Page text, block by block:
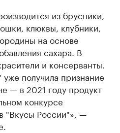
из брусники,
клюквы, клубники,
на основе
сахара. В
и консерванты.
уже получила признание
— в 2021 году продукт
конкурсе
"Вкусы России"», —